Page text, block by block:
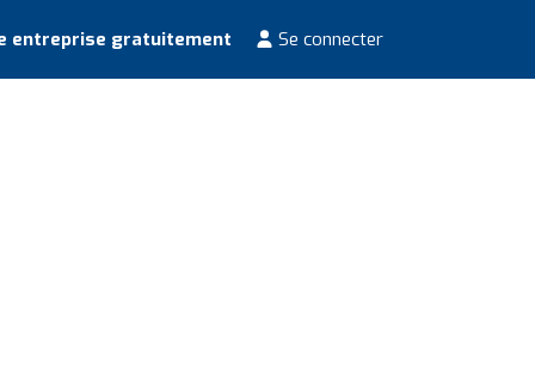
entreprise gratuitement Se connecter